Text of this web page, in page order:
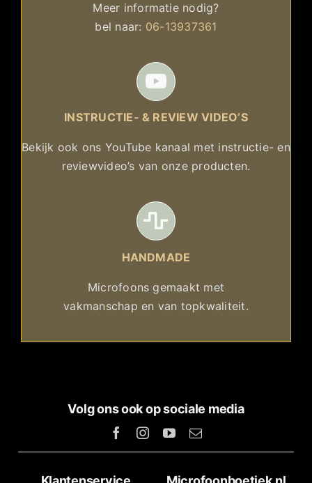
Meer informatie nodig?
bel naar: 06-13937361
INSTRUCTIE- & REVIEW VIDEO’S
Bekijk ook ons YouTube kanaal met instructie- en
reviewvideo’s van onze producten.
HANDMADE
Microfoons gemaakt met
vakmanschap en van topkwaliteit.
Volg ons ook op sociale media